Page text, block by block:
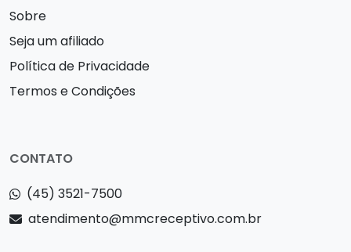
Sobre
Seja um afiliado
Política de Privacidade
Termos e Condições
CONTATO
(45) 3521-7500
atendimento@mmcreceptivo.com.br